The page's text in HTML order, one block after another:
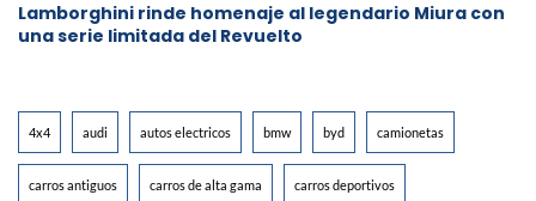
Lamborghini rinde homenaje al legendario Miura con
una serie limitada del Revuelto
4x4 audi autos electricos bmw byd camionetas
carros antiguos carros de alta gama carros deportivos